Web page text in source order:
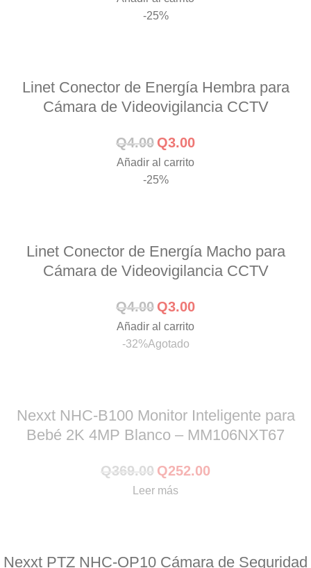
-25%
Linet Conector de Energía Hembra para
Cámara de Videovigilancia CCTV
Q4.00 Q3.00
Añadir al carrito
-25%
Linet Conector de Energía Macho para
Cámara de Videovigilancia CCTV
Q4.00 Q3.00
Añadir al carrito
-32%Agotado
Nexxt NHC-B100 Monitor Inteligente para
Bebé 2K 4MP Blanco – MM106NXT67
Q369.00 Q252.00
Leer más
Nexxt PTZ NHC-OP10 Cámara de Seguridad